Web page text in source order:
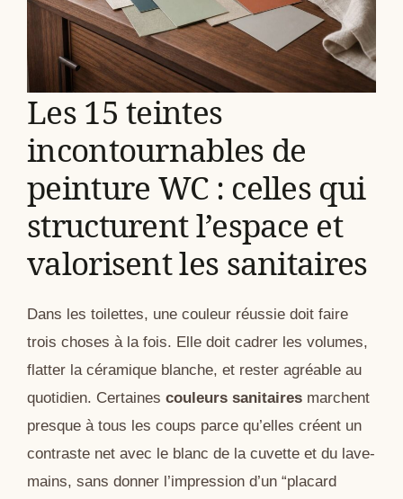
Les 15 teintes
incontournables de
peinture WC : celles qui
structurent l’espace et
valorisent les sanitaires
Dans les toilettes, une couleur réussie doit faire
trois choses à la fois. Elle doit cadrer les volumes,
flatter la céramique blanche, et rester agréable au
quotidien. Certaines couleurs sanitaires marchent
presque à tous les coups parce qu’elles créent un
contraste net avec le blanc de la cuvette et du lave-
mains, sans donner l’impression d’un “placard